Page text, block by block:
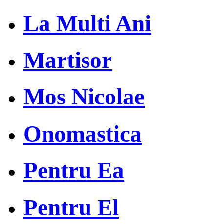
La Multi Ani
Martisor
Mos Nicolae
Onomastica
Pentru Ea
Pentru El